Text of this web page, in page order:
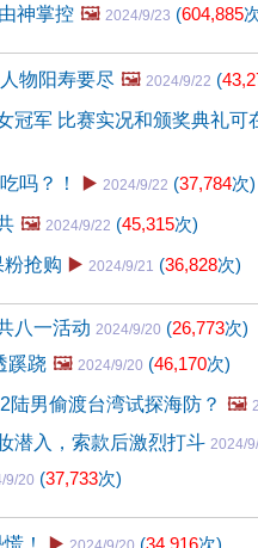
神掌控 🖼️ 2024/9/23 (604,885
物阳寿要尽 🖼️ 2024/9/22 (
冠军 比赛实况和颁奖典礼可
吗？！
▶️ 2024/9/22 (37,784次)
🖼️ 2024/9/22 (45,315次)
抢购 ▶️ 2024/9/21 (36,828次)
八一活动 2024/9/20 (26,773次)
蹊跷 🖼️ 2024/9/20 (46,170次)
陆男偷渡台湾试探海防？ 🖼️
潜入，索款后激烈打斗 2024/
9/20 (37,733次)
！ ▶️ (34,916次)